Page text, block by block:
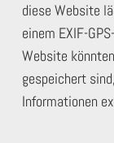
diese Website
einem EXIF-
Website
gespeichert
Informationen